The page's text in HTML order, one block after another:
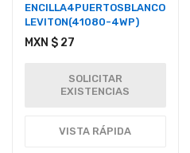
ENCILLA4PUERTOSBLANCO
LEVITON(41080-4WP)
MXN $ 27
SOLICITAR
EXISTENCIAS
VISTA RÁPIDA